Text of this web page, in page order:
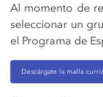
Al momento de
seleccionar un
el Programa de
Descárgate la malla